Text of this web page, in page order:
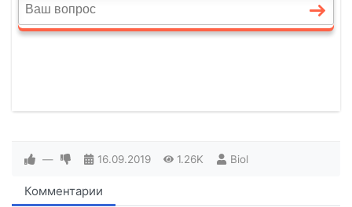
— 16.09.2019 1.26K Biol
Комментарии